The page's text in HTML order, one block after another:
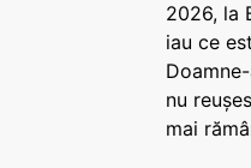
2026, la
iau ce
nu
mai